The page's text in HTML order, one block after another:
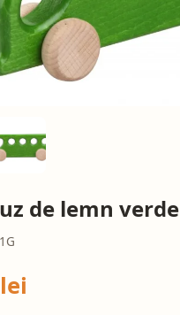
de lemn verde